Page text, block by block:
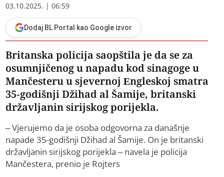
03.10.2025. | 06:59
Dodaj BL Portal kao Google izvor
Britanska policija saopštila je da se za
osumnjičenog u napadu kod sinagoge u
Mančesteru u sjevernoj Engleskoj smatra
35-godišnji Džihad al Šamije, britanski
državljanin sirijskog porijekla.
– Vjerujemo da je osoba odgovorna za današnje
napade 35-godišnji Džihad al Šamije. On je britanski
državljanin sirijskog porijekla – navela je policija
Mančestera, prenio je Rojters